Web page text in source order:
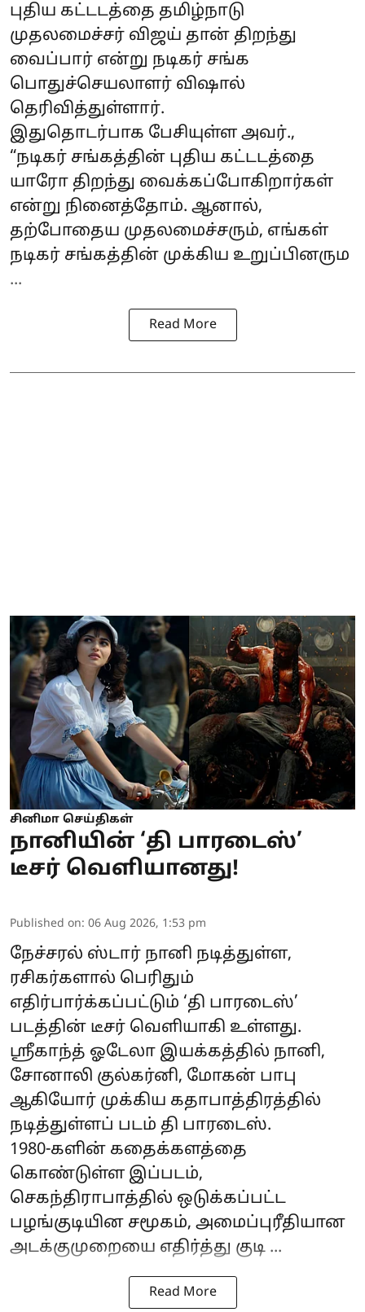
புதிய கட்டடத்தை தமிழ்நாடு
முதலமைச்சர் விஜய் தான் திறந்து
வைப்பார் என்று நடிகர் சங்க
பொதுச்செயலாளர் விஷால்
தெரிவித்துள்ளார்.
இதுதொடர்பாக பேசியுள்ள அவர்.,
“நடிகர் சங்கத்தின் புதிய கட்டடத்தை
யாரோ திறந்து வைக்கப்போகிறார்கள்
என்று நினைத்தோம். ஆனால்,
தற்போதைய முதலமைச்சரும், எங்கள்
நடிகர் சங்கத்தின் முக்கிய உறுப்பினரும
...
Read More
சினிமா செய்திகள்
நானியின் ‘தி பாரடைஸ்’
டீசர் வெளியானது!
Published on: 06 Aug 2026, 1:53 pm
நேச்சரல் ஸ்டார் நானி நடித்துள்ள,
ரசிகர்களால் பெரிதும்
எதிர்பார்க்கப்பட்டும் ‘தி பாரடைஸ்’
படத்தின் டீசர் வெளியாகி உள்ளது.
ஸ்ரீகாந்த் ஓடேலா இயக்கத்தில் நானி,
சோனாலி குல்கர்னி, மோகன் பாபு
ஆகியோர் முக்கிய கதாபாத்திரத்தில்
நடித்துள்ளப் படம் தி பாரடைஸ்.
1980-களின் கதைக்களத்தை
கொண்டுள்ள இப்படம்,
செகந்திராபாத்தில் ஒடுக்கப்பட்ட
பழங்குடியின சமூகம், அமைப்புரீதியான
அடக்குமுறையை எதிர்த்து குடி ...
Read More